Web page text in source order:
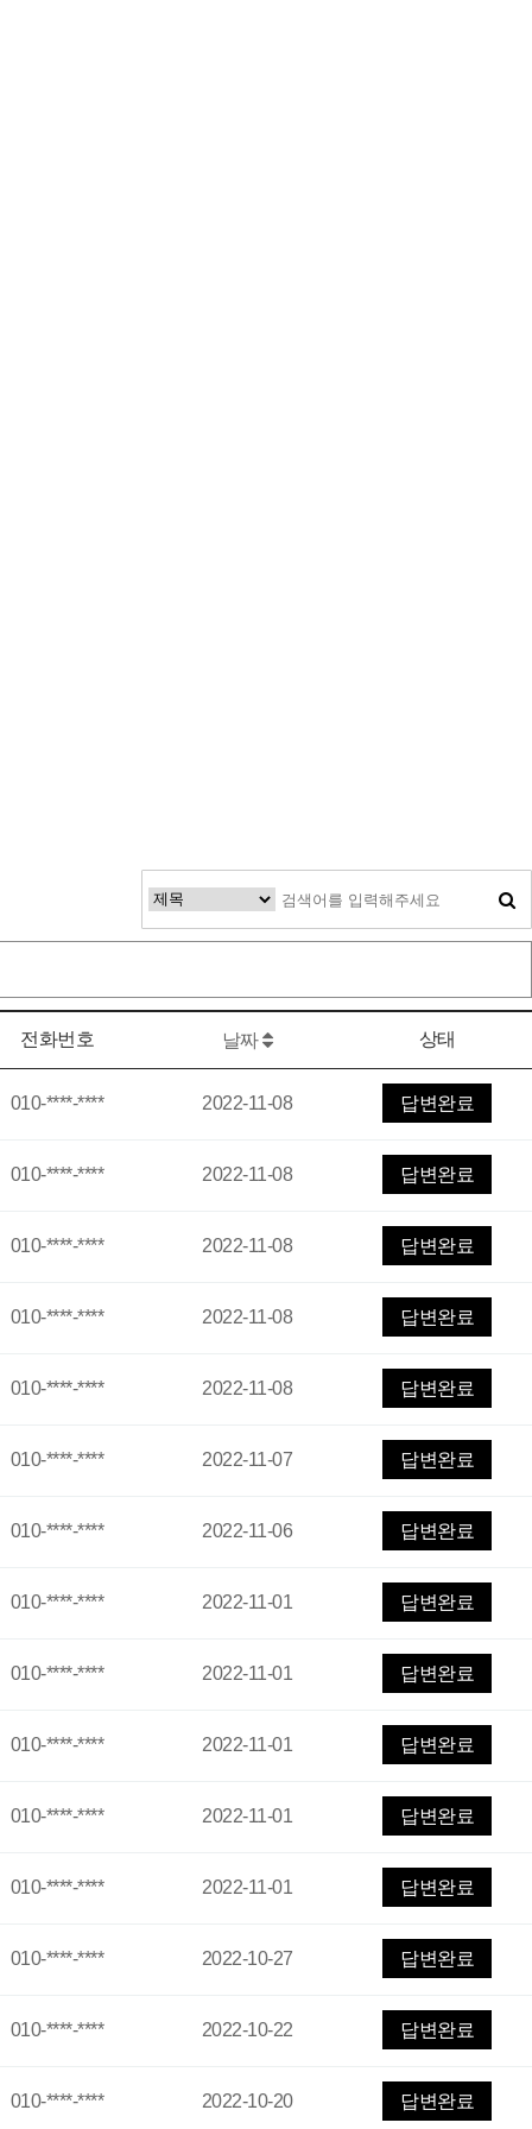
전화번호 날짜 상태
010-****-**** 2022-11-08 답변완료
010-****-**** 2022-11-08 답변완료
010-****-**** 2022-11-08 답변완료
010-****-**** 2022-11-08 답변완료
010-****-**** 2022-11-08 답변완료
010-****-**** 2022-11-07 답변완료
010-****-**** 2022-11-06 답변완료
010-****-**** 2022-11-01 답변완료
010-****-**** 2022-11-01 답변완료
010-****-**** 2022-11-01 답변완료
010-****-**** 2022-11-01 답변완료
010-****-**** 2022-11-01 답변완료
010-****-**** 2022-10-27 답변완료
010-****-**** 2022-10-22 답변완료
010-****-**** 2022-10-20 답변완료